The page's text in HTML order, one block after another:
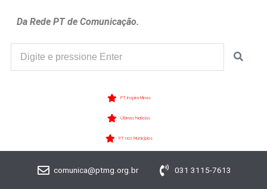
Da Rede PT de Comunicação.
PT Inspira Minas
Últimas Notícias
PT nos Municípios
comunica@ptmg.org.br 031 3115-7613